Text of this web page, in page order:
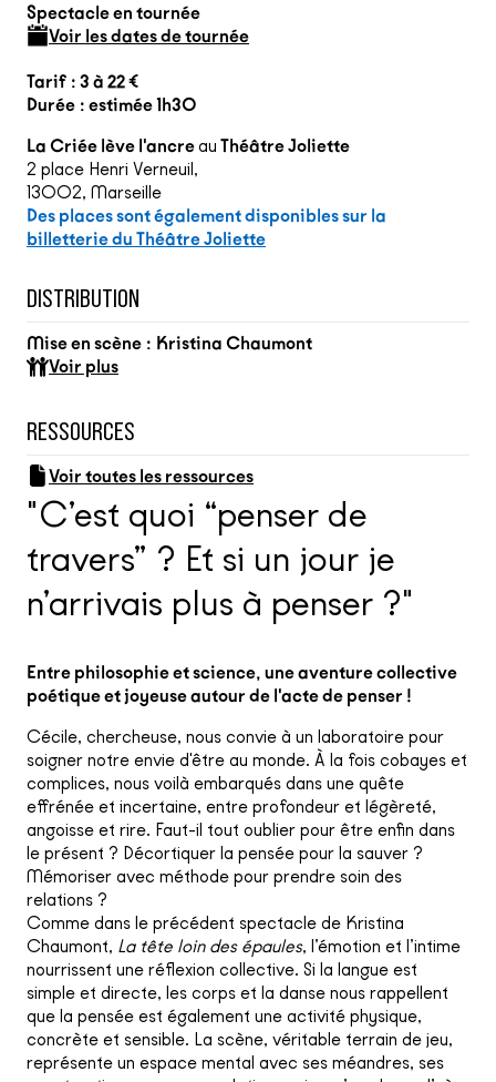
"C’est quoi “penser de
travers” ? Et si un jour je
n’arrivais plus à penser ?"
Entre philosophie et science, une aventure collective
poétique et joyeuse autour de l'acte de penser !
Cécile, chercheuse, nous convie à un laboratoire pour
soigner notre envie d'être au monde. À la fois cobayes et
complices, nous voilà embarqués dans une quête
effrénée et incertaine, entre profondeur et légèreté,
angoisse et rire. Faut-il tout oublier pour être enfin dans
le présent ? Décortiquer la pensée pour la sauver ?
Mémoriser avec méthode pour prendre soin des
relations ?
Comme dans le précédent spectacle de Kristina
Chaumont, La tête loin des épaules, l’émotion et l’intime
nourrissent une réflexion collective. Si la langue est
simple et directe, les corps et la danse nous rappellent
que la pensée est également une activité physique,
concrète et sensible. La scène, véritable terrain de jeu,
représente un espace mental avec ses méandres, ses
Spectacle en tournée
Voir les dates de tournée
Tarif : 3 à 22 €
Durée : estimée 1h30
La Criée lève l'ancreau Théâtre Joliette
2 place Henri Verneuil,
13002, Marseille
Des places sont également disponibles sur la
billetterie du Théâtre Joliette
DISTRIBUTION
Mise en scène : Kristina Chaumont
Voir plus
RESSOURCES
Voir toutes les ressources